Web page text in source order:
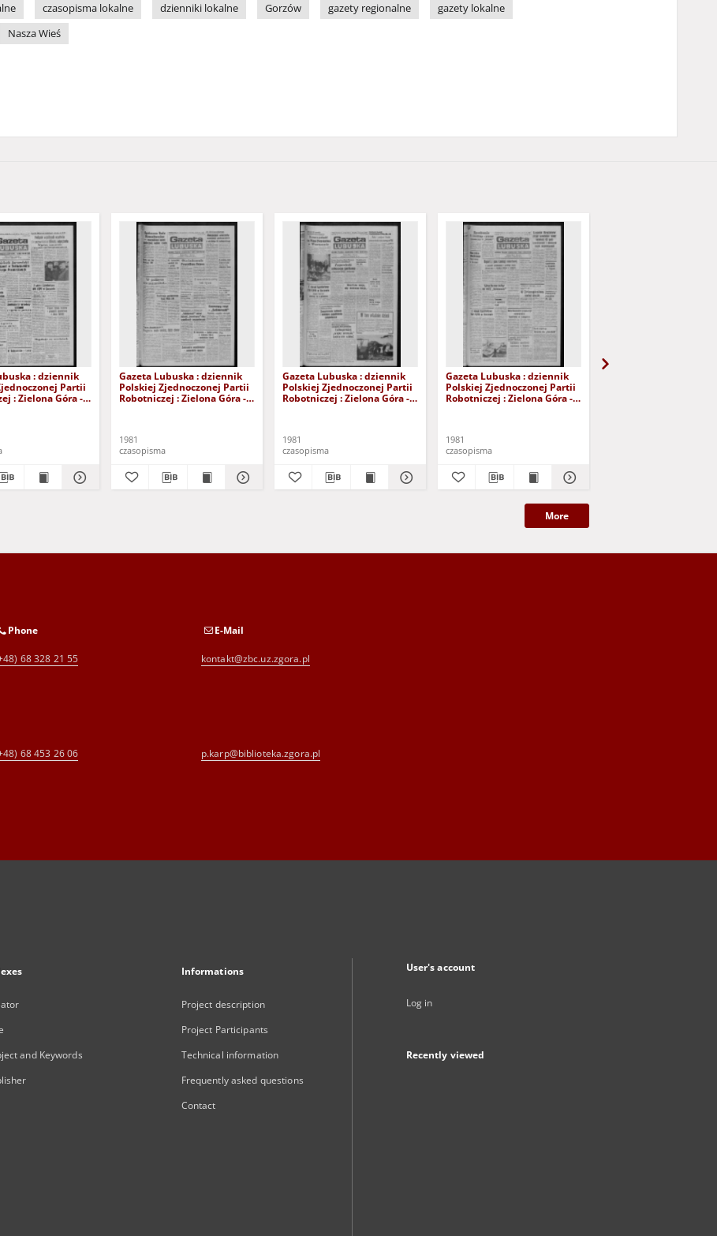
czasopisma lokalne dzienniki lokalne Gorzów gazety regionalne
gazety lokalne
Nasza Wieś
: dziennik
Partii
: Zielona Góra -
Gazeta Lubuska : dziennik
Polskiej Zjednoczonej Partii
Robotniczej : Zielona Góra -
1981
czasopisma
Gazeta Lubuska : dziennik
Polskiej Zjednoczonej Partii
Robotniczej : Zielona Góra -
1981
czasopisma
Gazeta Lubuska : dziennik
Polskiej Zjednoczonej Partii
Robotniczej : Zielona Góra -
1981
czasopisma
More
Phone
68 328 21 55
E-Mail
kontakt@zbc.uz.zgora.pl
68 453 26 06 p.karp@biblioteka.zgora.pl
and Keywords
Informations
Project description
Project Participants
Technical information
Frequently asked questions
Contact
User's account
Log in
Recently viewed